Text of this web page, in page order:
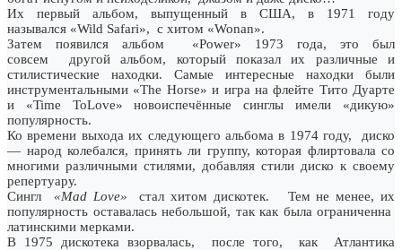
Их первый альбом, выпущенный в США, в 1971 году
назывался «Wild Safari», с хитом «Wonan».
Затем появился альбом «Power» 1973 года, это был
совсем другой альбом, который показал их различные и
стилистические находки. Самые интересные находки были
инструментальными «The Horse» и игра на флейте Тито Дуарте
и «Time ToLove» новоиспечённые синглы имели «дикую»
популярность.
Ко времени выхода их следующего альбома в 1974 году, диско
— народ колебался, принять ли группу, которая флиртовала со
многими различными стилями, добавляя стили диско к своему
репертуару.
Сингл
«Mad Love» стал хитом дискотек.
Тем не менее, их
популярность оставалась небольшой, так как была ограниченна
латинскими мерками.
В 1975 дискотека взорвалась, после того, как Атлантика